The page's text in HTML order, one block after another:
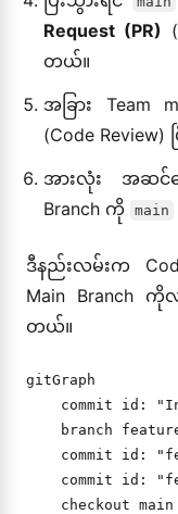
Request (PR)
တယ်။
အခြား
(Code Review)
အားလုံး အဆင်ပ
Branch ကို
main
ဒီနည်းလမ်းက
Main Branch ကို
တယ်။
gitGraph
commit id:
branch
commit id:
commit id:
    checkout main